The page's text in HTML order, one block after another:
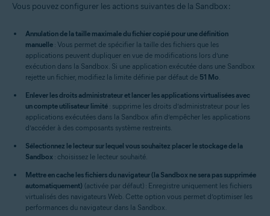
Vous pouvez configurer les actions suivantes de la Sandbox :
Annulation de la taille maximale du fichier copié pour une définition
manuelle : Vous permet de spécifier la taille des fichiers que les
applications peuvent dupliquer en vue de modifications lors d’une
exécution dans la Sandbox. Si une application exécutée dans une Sandbox
rejette un fichier, modifiez la limite définie par défaut de 51 Mo
Enlever les droits administrateur et lancer les applications virtualisées avec
un compte utilisateur limité : supprime les droits d’administrateur pour les
applications exécutées dans la Sandbox afin d’empêcher les applications
d’accéder à des composants système restreints.
Sélectionnez le lecteur sur lequel vous souhaitez placer le stockage de la
Sandbox : choisissez le lecteur souhaité.
Mettre en cache les fichiers du navigateur (la Sandbox ne sera pas supprimée
automatiquement) (activée par défaut) : Enregistre uniquement les fichiers
virtualisés des navigateurs Web. Cette option vous permet d’optimiser les
performances du navigateur dans la Sandbox.